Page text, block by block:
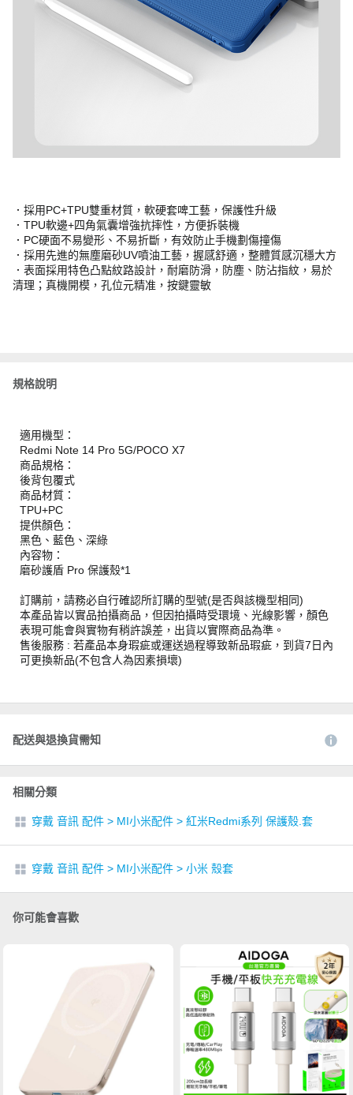
．採用PC+TPU雙重材質，軟硬套啤工藝，保護性升級
．TPU軟邊+四角氣囊增強抗摔性，方便拆裝機
．PC硬面不易變形、不易折斷，有效防止手機劃傷撞傷
．採用先進的無塵磨砂UV噴油工藝，握感舒適，整體質感沉穩大方
．表面採用特色凸點紋路設計，耐磨防滑，防塵、防沾指紋，易於
清理；真機開模，孔位元精准，按鍵靈敏
規格說明
適用機型：
Redmi Note 14 Pro 5G/POCO X7
商品規格：
後背包覆式
商品材質：
TPU+PC
提供顏色：
黑色、藍色、深綠
內容物：
磨砂護盾 Pro 保護殼*1
訂購前，請務必自行確認所訂購的型號(是否與該機型相同)
本產品皆以實品拍攝商品，但因拍攝時受環境、光線影響，顏色
表現可能會與實物有稍許誤差，出貨以實際商品為準。
售後服務 : 若產品本身瑕疵或運送過程導致新品瑕疵，到貨7日內
可更換新品(不包含人為因素損壞)
配送與退換貨需知
相關分類
穿戴 音訊 配件 > MI小米配件 > 紅米Redmi系列 保護殼.套
穿戴 音訊 配件 > MI小米配件 > 小米 殼套
你可能會喜歡